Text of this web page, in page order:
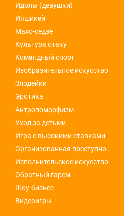
Идолы (девушки)
Ияшикей
Махо-сёдзё
Культура отаку
Командный спорт
Изобразительное искусство
Злодейки
Эротика
Антропоморфизм
Уход за детьми
Игра с высокими ставками
Организованная преступность
Исполнительское искусство
Обратный гарем
Шоу-бизнес
Видеоигры